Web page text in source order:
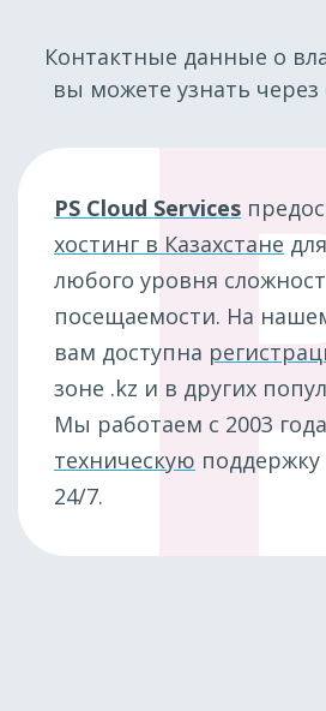
Контактные данные о
вы можете узнать через
PS Cloud Services
хостинг в Казахстане
любого уровня
посещаемости. На
вам доступна
зоне .kz и в других
Мы работаем с 2003
техническую
24/7.